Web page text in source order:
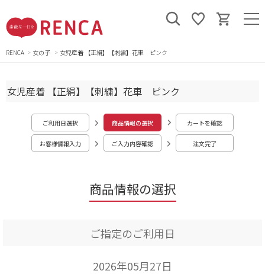
RENCA 女の子 女児産着 【正絹】【刺繍】花車 ピンク
商品情報の選択
女児産着 【正絹】【刺繍】花車 ピンク
ご利用日選択 商品情報の選択 カートを確認
お客様情報入力 ご入力内容確認 注文完了
ご指定のご利用日
2026年05月27日